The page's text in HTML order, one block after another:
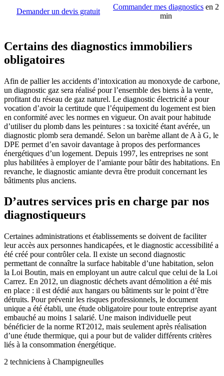
Demander un devis gratuit
Commander mes diagnostics en 2
min
Certains des diagnostics immobiliers
obligatoires
Afin de pallier les accidents d’intoxication au monoxyde de carbone,
un diagnostic gaz sera réalisé pour l’ensemble des biens à la vente,
profitant du réseau de gaz naturel. Le diagnostic électricité a pour
vocation d’avoir la certitude que l’équipement du logement est bien
en conformité avec les normes en vigueur. On avait pour habitude
d’utiliser du plomb dans les peintures : sa toxicité étant avérée, un
diagnostic plomb sera demandé. Selon un barème allant de A à G, le
DPE permet d’en savoir davantage à propos des performances
énergétiques d’un logement. Depuis 1997, les entreprises ne sont
plus habilitées à employer de l’amiante pour bâtir des habitations. En
revanche, le diagnostic amiante devra être produit concernant les
bâtiments plus anciens.
D’autres services pris en charge par nos
diagnostiqueurs
Certaines administrations et établissements se doivent de faciliter
leur accès aux personnes handicapées, et le diagnostic accessibilité a
été créé pour contrôler cela. Il existe un second diagnostic
permettant de connaître la surface habitable d’une habitation, selon
la Loi Boutin, mais en employant un autre calcul que celui de la Loi
Carrez. En 2012, un diagnostic déchets avant démolition a été mis
en place : il est dédié aux hangars ou bâtiments sur le point d’être
détruits. Pour prévenir les risques professionnels, le document
unique a été établi, une étude obligatoire pour toute entreprise ayant
embauché au moins 1 salarié. Une maison individuelle peut
bénéficier de la norme RT2012, mais seulement après réalisation
d’une étude thermique, qui a pour but de valider différents critères
liés à la consommation énergétique.
2 techniciens à Champigneulles